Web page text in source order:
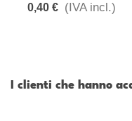
0,40 € (IVA incl.)
I clienti che hanno